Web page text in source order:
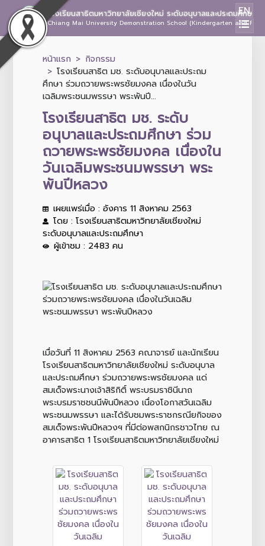
โรงเรียนสาธิตมหาวิทยาลัยเชียงใหม่ ระดับอนุบาลและประถมศึกษา
Chiang Mai University Demonstration School (Kindergarten and
EN
หน้าแรก
กิจกรรม
โรงเรียนสาธิต มช. ระดับอนุบาลและประถม
ศึกษา ร่วมถวายพระพรชัยมงคล เนื่องในวัน
เฉลิมพระชนมพรรษา พระพันปี...
โรงเรียนสาธิต มช. ระดับ
อนุบาลและประถมศึกษา ร่วม
ถวายพระพรชัยมงคล เนื่องใน
วันเฉลิมพระชนมพรรษา พระ
พันปีหลวง
เผยแพร่เมื่อ : อังคาร 11 สิงหาคม 2563
โดย : โรงเรียนสาธิตมหาวิทยาลัยเชียงใหม่
ระดับอนุบาลและประถมศึกษา
ผู้เข้าชม : 2483 คน
เมื่อวันที่ 11 สิงหาคม 2563 คณาจารย์ และนักเรียน
โรงเรียนสาธิตมหาวิทยาลัยเชียงใหม่ ระดับอนุบาล
และประถมศึกษา ร่วมถวายพระพรชัยมงคล แด่
สมเด็จพระนางเจ้าสิริกิติ์ พระบรมราชินีนาถ
พระบรมราชชนนีพันปีหลวง เนื่องโอกาสวันเฉลิม
พระชนมพรรษา และได้รับชมพระราชกรณียกิจของ
สมเด็จพระพันปีหลวงฯ ที่มีต่อพสกนิกรชาวไทย ณ
อาคารสาธิต 1 โรงเรียนสาธิตมหาวิทยาลัยเชียงใหม่